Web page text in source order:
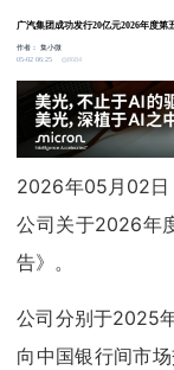
广汽集团成功发行20亿元2026年度
作者：集小微
05-02 06:25
8684
2026年05月02日
公司关于2026年
告》。
公司分别于2025
向中国银行间市